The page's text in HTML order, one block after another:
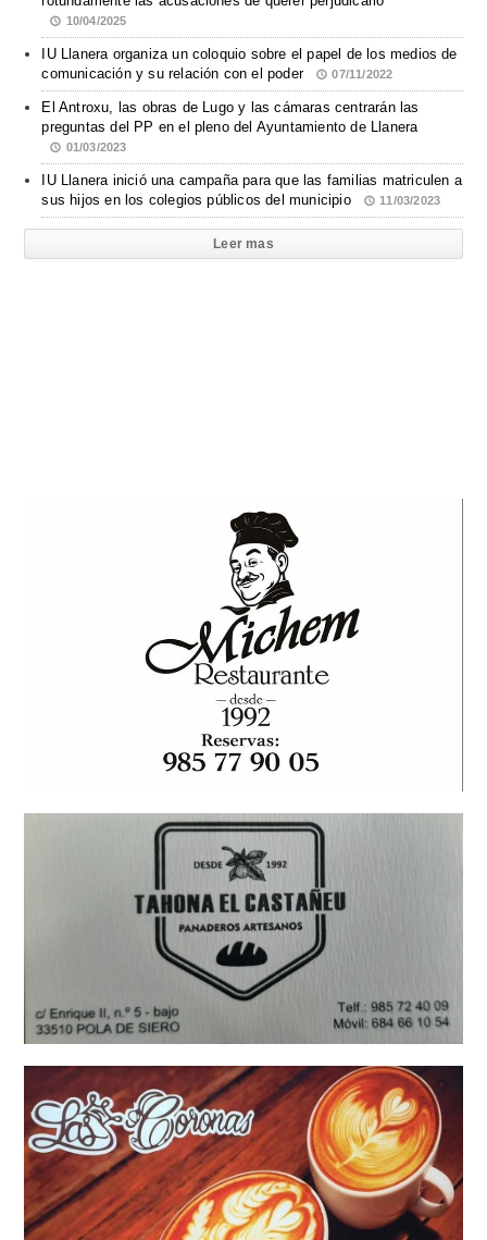
10/04/2025
IU Llanera organiza un coloquio sobre el papel de los medios de
comunicación y su relación con el poder
07/11/2022
El Antroxu, las obras de Lugo y las cámaras centrarán las
preguntas del PP en el pleno del Ayuntamiento de Llanera
01/03/2023
IU Llanera inició una campaña para que las familias matriculen a
sus hijos en los colegios públicos del municipio
11/03/2023
Leer mas